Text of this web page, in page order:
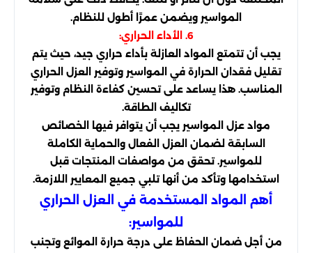
المواسير ويضمن عمرًا أطول للنظام.
6. الأداء الحراري:
يجب أن تتمتع المواد العازلة بأداء حراري جيد، حيث يتم
تقليل فقدان الحرارة في المواسير وتوفير العزل الحراري
المناسب. هذا يساعد على تحسين كفاءة النظام وتوفير
تكاليف الطاقة.
مواد عزل المواسير يجب أن يتوافر فيها الخصائص
السابقة لضمان العزل الفعال والحماية الكاملة
للمواسير. تحقق من مواصفات المنتجات قبل
استخدامها وتأكد من أنها تلبي جميع المعايير اللازمة.
أهم المواد المستخدمة في العزل الحراري
للمواسير:
من أجل ضمان الحفاظ على درجة حرارة الموائع وتجنب